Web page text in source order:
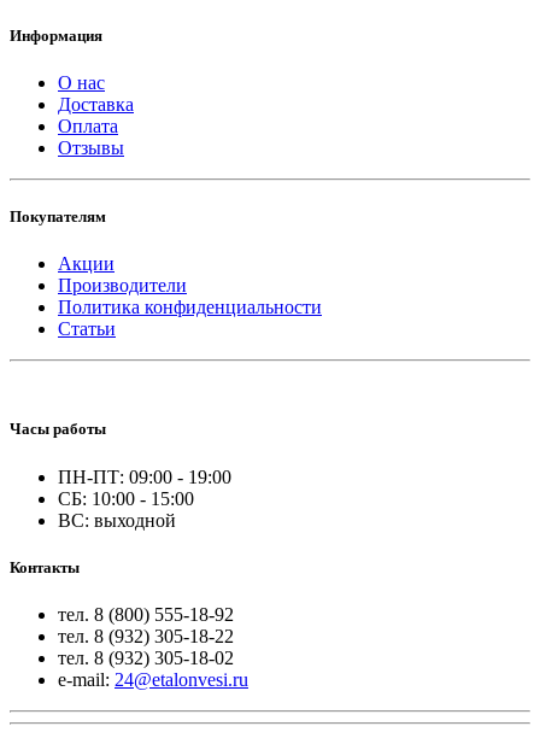
Информация
О нас
Доставка
Оплата
Отзывы
Покупателям
Акции
Производители
Политика конфиденциальности
Статьи
Часы работы
ПН-ПТ: 09:00 - 19:00
СБ: 10:00 - 15:00
ВС: выходной
Контакты
тел. 8 (800) 555-18-92
тел. 8 (932) 305-18-22
тел. 8 (932) 305-18-02
e-mail: 24@etalonvesi.ru